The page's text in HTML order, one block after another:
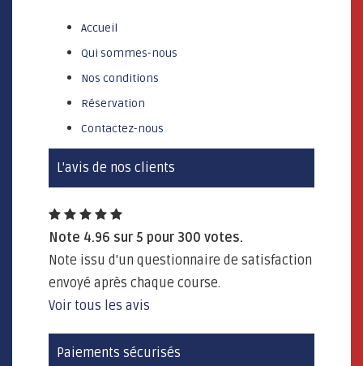
Accueil
Qui sommes-nous
Nos conditions
Réservation
Contactez-nous
L'avis de nos clients
Note 4.96 sur 5 pour 300 votes.
Note issu d'un questionnaire de satisfaction
envoyé après chaque course.
Voir tous les avis
Paiements sécurisés